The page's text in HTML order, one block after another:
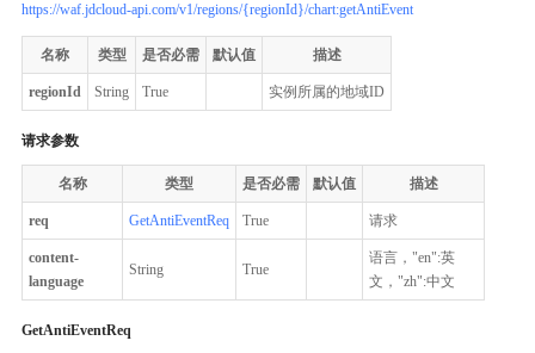
https://waf.jdcloud-api.com/v1/regions/{regionId}/chart:getAntiEvent
名称 类型 是否必需 默认值 描述
regionId String True 实例所属的地域ID
请求参数
名称 类型 是否必需 默认值 描述
req GetAntiEventReq True 请求
content-
language
String True
语言，"en":英
文，"zh":中文
GetAntiEventReq